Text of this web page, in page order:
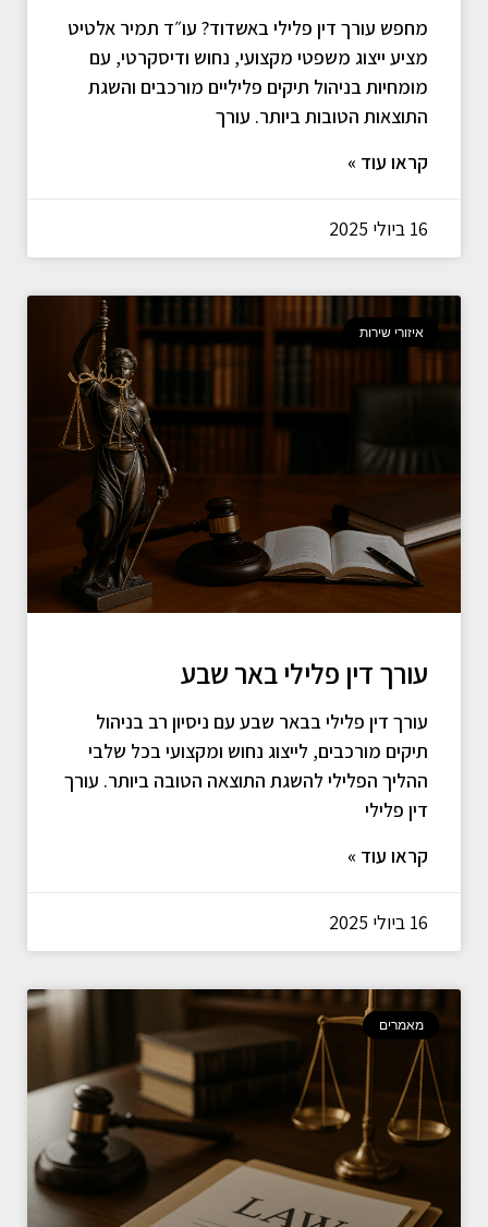
מחפש עורך דין פלילי באשדוד? עו״ד תמיר אלטיט
מציע ייצוג משפטי מקצועי, נחוש ודיסקרטי, עם
מומחיות בניהול תיקים פליליים מורכבים והשגת
התוצאות הטובות ביותר. עורך
קראו עוד »
16 ביולי 2025
איזורי שירות
עורך דין פלילי באר שבע
עורך דין פלילי בבאר שבע עם ניסיון רב בניהול
תיקים מורכבים, לייצוג נחוש ומקצועי בכל שלבי
ההליך הפלילי להשגת התוצאה הטובה ביותר. עורך
דין פלילי
קראו עוד »
16 ביולי 2025
מאמרים